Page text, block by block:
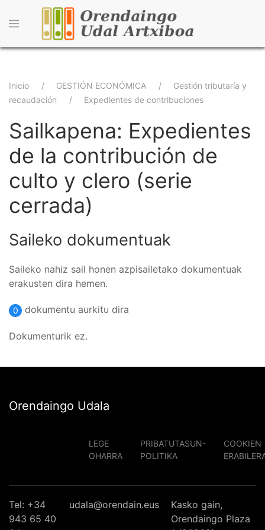
contenido
principal
Sobrescribir
enlaces
de
ayuda
a
la
navegación
Inicio GESTIÓN ECONÓMICA
Gestión tributaría y
recaudación
Expedientes de contribuciones
Sailkapena: Expedientes
de la contribución de
culto y clero (serie
cerrada)
Saileko dokumentuak
Saileko nahiz sail honen azpisailetako dokumentuak
erakusten dira hemen.
0 dokumentu aurkitu dira
Dokumenturik ez.
Orendaingo Udala
LEGE
OHARRA
PRIBATUTASUN-
POLITIKA
COOKIEN
Tel: +34
943 65 40
udala@orendain.eus
Kasko gain,
Orendaingo Plaza